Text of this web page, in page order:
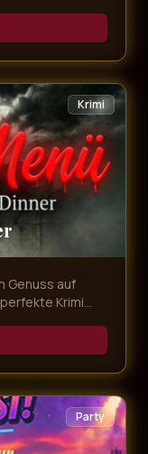
bis heute
Partykracher
präsentiert in
einem
Krimi
Genuss auf
Krimi
und
Sie ein
entfaltet
Kriminalfall.
Party